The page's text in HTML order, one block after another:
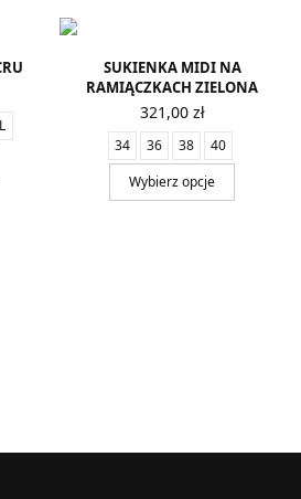
SUKIENKA MIDI NA
RAMIĄCZKACH ZIELONA
321,00 zł
34 36 38
40
Wybierz opcje